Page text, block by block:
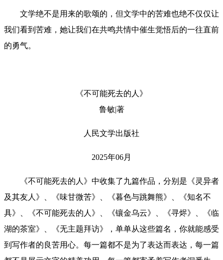
文学绝不是用来的歌颂的，但文学中的苦难也绝不仅仅让
我们看到苦难，她让我们在共鸣共情中催生觉悟后的一往直前
的勇气。
《不可能死去的人》
鲁敏|著
人民文学出版社
2025年06月
《不可能死去的人》中收集了九篇作品，分别是《灵异者
及其友人》、《味甘微苦》、《暮色与跳舞熊》、《知名不
具》、《不可能死去的人》、《镶金乌云》、《寻烬》、《临
湖的茶室》、《无主题拜访》，单单从这些篇名，你就能感受
到写作者的良苦用心。每一篇都不是为了表达而表达，每一篇